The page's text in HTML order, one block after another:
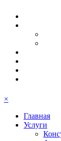
×
Главная
Услуги